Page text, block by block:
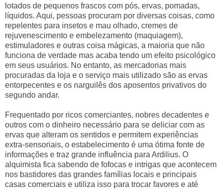
lotados de pequenos frascos com pós, ervas, pomadas,
líquidos. Aqui, pessoas procuram por diversas coisas, como
repelentes para insetos e mau olhado, cremes de
rejuvenescimento e embelezamento (maquiagem),
estimuladores e outras coisa mágicas, a maioria que não
funciona de verdade mas acaba tendo um efeito psicológico
em seus usuários. No entanto, as mercadorias mais
procuradas da loja e o serviço mais utilizado são as ervas
entorpecentes e os narguilês dos aposentos privativos do
segundo andar.
Frequentado por ricos comerciantes, nobres decadentes e
outros com o dinheiro necessário para se deliciar com as
ervas que alteram os sentidos e permitem experiências
extra-sensoriais, o estabelecimento é uma ótima fonte de
informações e traz grande influência para Ardilius. O
alquimista fica sabendo de fofocas e intrigas que acontecem
nos bastidores das grandes famílias locais e principais
casas comerciais e utiliza isso para trocar favores e até